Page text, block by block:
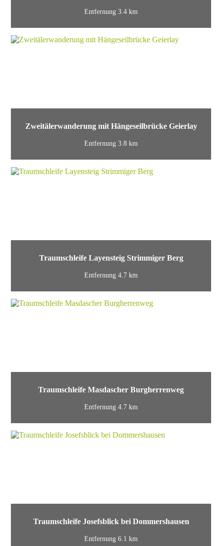
Entfernung 3.4 km
Zweitälerwanderung mit Hängeseilbrücke Geierlay
Entfernung 3.8 km
Traumschleife Layensteig Strimmiger Berg
Entfernung 4.7 km
Traumschleife Masdascher Burgherrenweg
Entfernung 4.7 km
Traumschleife Josefsblick bei Dommershausen
Entfernung 6.1 km